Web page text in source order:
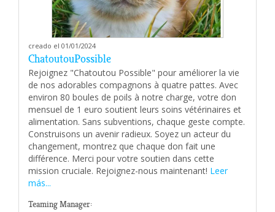
creado el 01/01/2024
ChatoutouPossible
Rejoignez "Chatoutou Possible" pour améliorer la vie
de nos adorables compagnons à quatre pattes. Avec
environ 80 boules de poils à notre charge, votre don
mensuel de 1 euro soutient leurs soins vétérinaires et
alimentation. Sans subventions, chaque geste compte.
Construisons un avenir radieux. Soyez un acteur du
changement, montrez que chaque don fait une
différence. Merci pour votre soutien dans cette
mission cruciale. Rejoignez-nous maintenant! Leer
más...
Teaming Manager: